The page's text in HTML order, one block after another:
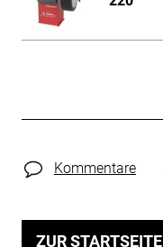
Kommentare
ZUR STARTSEITE